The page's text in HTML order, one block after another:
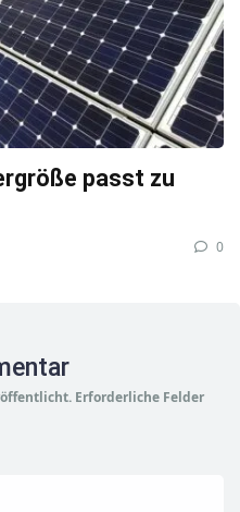
passt zu
0
Erforderliche Felder